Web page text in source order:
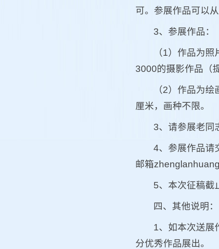
可。参展作品可以
3、参展作品：
（1）作品为
3000的摄影作品（
（2）作品为
厘米，画种不限。
3、请参展老同
4、参展作品请
邮箱
5、本次征稿截
四、其他说明：
1、如本次送展
分优秀作品展出。